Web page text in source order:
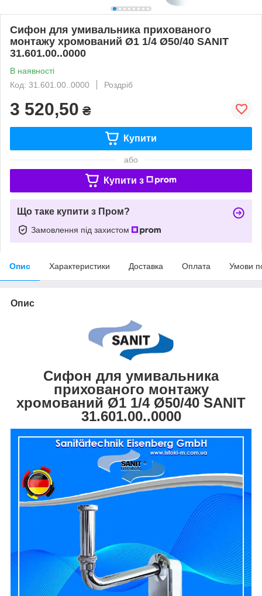
Сифон для умивальника прихованого
монтажу хромований Ø1 1/4 Ø50/40 SANIT
31.601.00..0000
В наявності
Код: 31.601.00..0000
Роздріб
3 520,50 ₴
Купити
або
Купити з
Що таке купити з Пром?
Замовлення під захистом
Опис Характеристики Доставка Оплата Умови
Опис
Сифон для умивальника
прихованого монтажу
хромований Ø1 1/4 Ø50/40 SANIT
31.601.00..0000